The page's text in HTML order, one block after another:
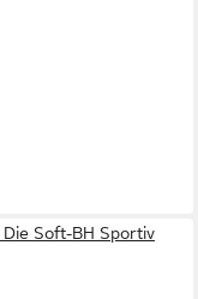
Die Soft-BH Sportiv